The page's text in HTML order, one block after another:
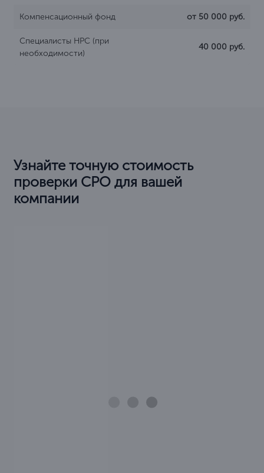
Компенсационный фонд от 50 000 руб.
Специалисты НРС (при
необходимости)
40 000 руб.
Узнайте точную стоимость
проверки СРО для вашей
компании